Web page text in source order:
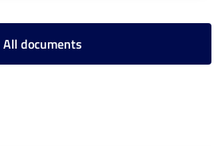
All documents